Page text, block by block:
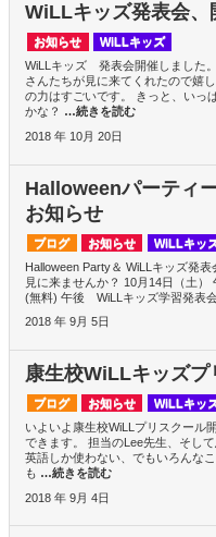
WiLLキッズ発表会、
お知らせ
WiLLキッズ
WiLLキッズ 発表会開催しました
さんたちが見に来てくれたので嬉
の力はすごいです。 きっと、いっ
かな？ …続きを読む
2018 年 10月 20日
Halloweenパーティ
お知らせ
ブログ お知らせ
WiLLキッ
Halloween Party＆ WiLLキッズ発
見に来ませんか？ 10月14日（土
(無料) 午後 WiLLキッズ学習発表
2018 年 9月 5日
康生校WiLLキッズ
ブログ お知らせ
WiLLキッ
いよいよ康生校WiLLプリスクール
できます。 担当のLee先生、そし
英語しか使わない、でもいろんな
も …続きを読む
2018 年 9月 4日